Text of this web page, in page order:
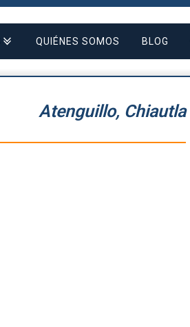
QUIÉNES SOMOS BLOG
Atenguillo, Chiautla